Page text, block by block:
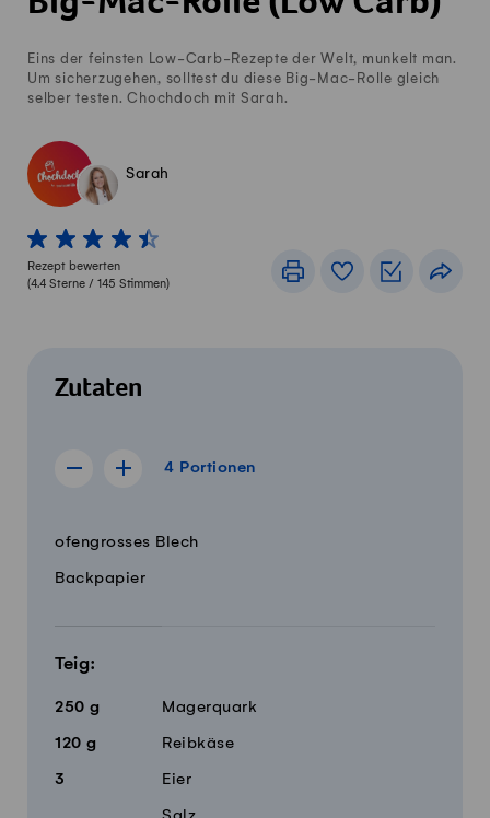
Eins der feinsten Low-Carb-Rezepte der Welt, munkelt man.
Um sicherzugehen, solltest du diese Big-Mac-Rolle gleich
selber testen. Chochdoch mit Sarah.
Sarah
1 von 5 Sterne
2 von 5 Sterne
3 von 5 Sterne
4 von 5 Sterne
5 von 5 Sterne
Rezept bewerten
(4.4 Sterne / 145 Stimmen)
DruckenRezeptbuch
Zutaten
4 Portionen
Rezept für 3 Portionen anzeigen
Rezept für 5 Portionen anzeigen
4 Portionen
MengeZutaten
ofengrosses Blech
Backpapier
Teig:
250 g Magerquark
120 g Reibkäse
3 Eier